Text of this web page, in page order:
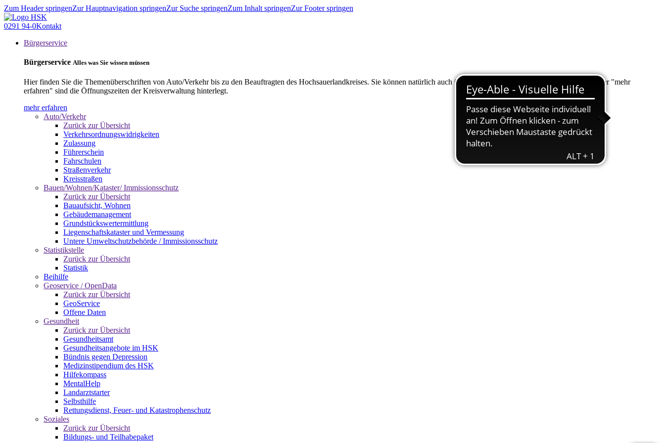
Zum Header springenZur Hauptnavigation springenZur Suche springenZum Inhalt springenZur Footer springen
0291 94-0Kontakt
Bürgerservice
Bürgerservice Alles was Sie wissen müssen
Hier finden Sie die Themenüberschriften von Auto/Verkehr bis zu den Beauftragten des Hochsauerlandkreises. Sie können natürlich auch über "Suche" nach Ihrem Anliegen suchen. Unter "mehr
erfahren" sind die Öffnungszeiten der Kreisverwaltung hinterlegt.
mehr erfahren
Auto/Verkehr
Zurück zur Übersicht
Verkehrsordnungswidrigkeiten
Zulassung
Führerschein
Fahrschulen
Straßenverkehr
Kreisstraßen
Bauen/Wohnen/Kataster/ Immissionsschutz
Zurück zur Übersicht
Bauaufsicht, Wohnen
Gebäudemanagement
Grundstückswertermittlung
Liegenschaftskataster und Vermessung
Untere Umweltschutzbehörde / Immissionsschutz
Statistikstelle
Zurück zur Übersicht
Statistik
Beihilfe
Geoservice / OpenData
Zurück zur Übersicht
GeoService
Offene Daten
Gesundheit
Zurück zur Übersicht
Gesundheitsamt
Gesundheitsangebote im HSK
Bündnis gegen Depression
Medizinstipendium des HSK
Hilfekompass
MentalHelp
Landarztstarter
Selbsthilfe
Rettungsdienst, Feuer- und Katastrophenschutz
Soziales
Zurück zur Übersicht
Bildungs- und Teilhabepaket